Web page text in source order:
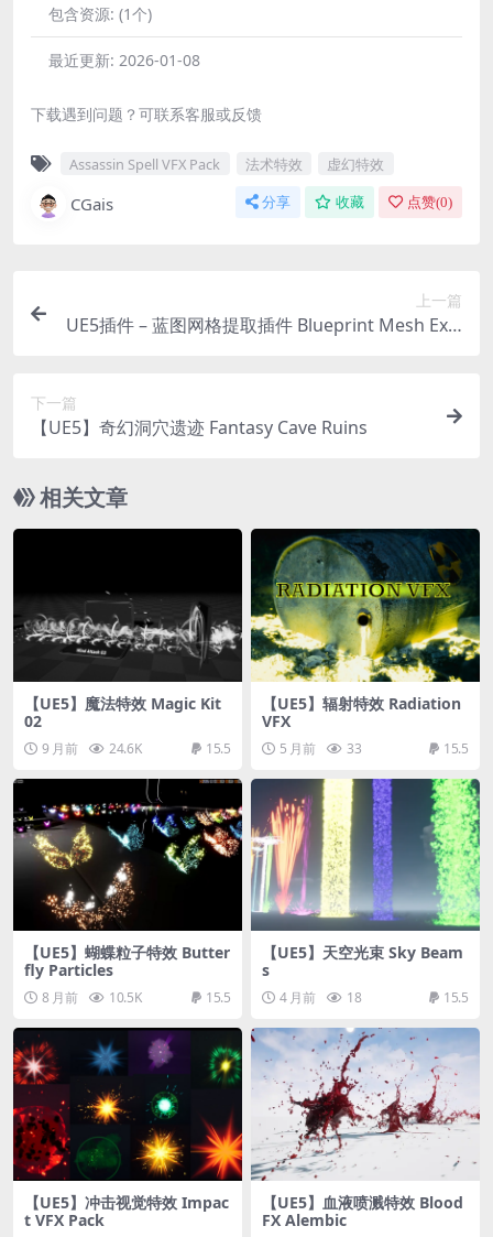
包含资源: (1个)
最近更新: 2026-01-08
下载遇到问题？可联系客服或反馈
Assassin Spell VFX Pack 法术特效 虚幻特效
CGais 分享 收藏 点赞(0)
上一篇
UE5插件 – 蓝图网格提取插件 Blueprint Mesh Extr
下一篇
【UE5】奇幻洞穴遗迹 Fantasy Cave Ruins
相关文章
【UE5】魔法特效 Magic Kit
02
9 月前 24.6K 15.5
【UE5】辐射特效 Radiation
VFX
5 月前 33 15.5
【UE5】蝴蝶粒子特效 Butter
fly Particles
8 月前 10.5K 15.5
【UE5】天空光束 Sky Beam
s
4 月前 18 15.5
【UE5】冲击视觉特效 Impac
t VFX Pack
【UE5】血液喷溅特效 Blood
FX Alembic